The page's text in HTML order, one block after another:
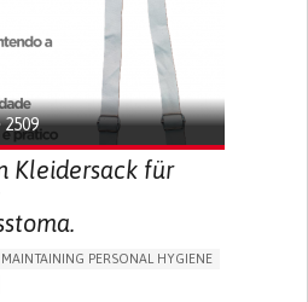
MOBILITY ISSUES
PEOPLE
INDIA
2509
Kleidersack für
PERSONAL HYGIENE